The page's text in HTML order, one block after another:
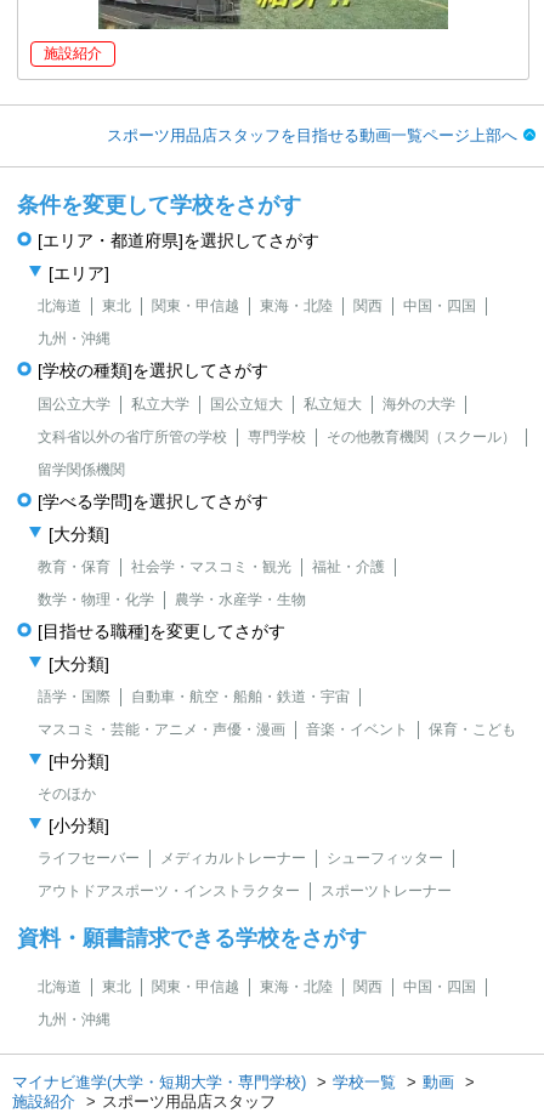
施設紹介
スポーツ用品店スタッフを目指せる動画一覧ページ上部へ
条件を変更して学校をさがす
[エリア・都道府県]を選択してさがす
[エリア]
北海道 東北 関東・甲信越 東海・北陸 関西
中国・四国
九州・沖縄
[学校の種類]を選択してさがす
国公立大学 私立大学 国公立短大 私立短大
海外の大学
文科省以外の省庁所管の学校
専門学校
その他教育機関（スクール）
留学関係機関
[学べる学問]を選択してさがす
[大分類]
教育・保育 社会学・マスコミ・観光
福祉・介護
数学・物理・化学
農学・水産学・生物
[目指せる職種]を変更してさがす
[大分類]
語学・国際
自動車・航空・船舶・鉄道・宇宙
マスコミ・芸能・アニメ・声優・漫画
音楽・イベント 保育・こども
[中分類]
そのほか
[小分類]
ライフセーバー メディカルトレーナー
シューフィッター
アウトドアスポーツ・インストラクター
スポーツトレーナー
資料・願書請求できる学校をさがす
北海道 東北 関東・甲信越 東海・北陸 関西
中国・四国
九州・沖縄
マイナビ進学(大学・短期大学・専門学校) 学校一覧
動画
施設紹介
スポーツ用品店スタッフ